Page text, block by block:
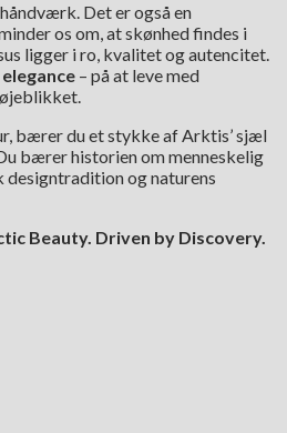
Det er også en
os om, at skønhed findes i
ligger i ro, kvalitet og autencitet.
– på at leve med
bærer du et stykke af Arktis’ sjæl
bærer historien om menneskelig
designtradition og naturens
Beauty. Driven by Discovery.